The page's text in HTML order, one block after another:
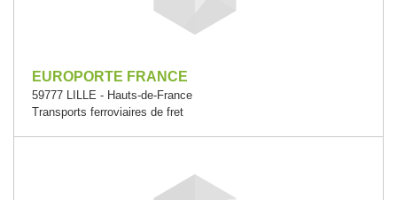
EUROPORTE FRANCE
59777 LILLE - Hauts-de-France
Transports ferroviaires de fret